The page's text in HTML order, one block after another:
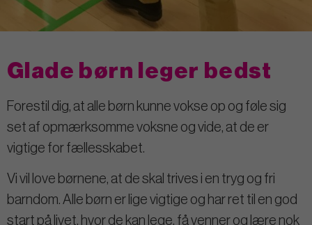
Glade børn leger bedst
Forestil dig, at alle børn kunne vokse op og føle sig
set af opmærksomme voksne og vide, at de er
vigtige for fællesskabet.
Vi vil love børnene, at de skal trives i en tryg og fri
barndom. Alle børn er lige vigtige og har ret til en god
start på livet, hvor de kan lege, få venner og lære nok